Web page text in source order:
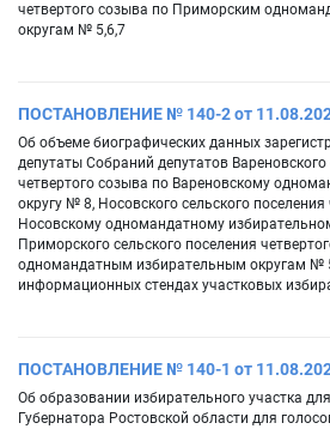
четвертого созыва по Приморским
округам № 5,6,7
ПОСТАНОВЛЕНИЕ № 140-2 от
Об объеме биографических данных
депутаты Собраний депутатов Вареновского
четвертого созыва по Вареновскому
округу № 8, Носовского сельского
Носовскому одномандатному
Приморского сельского поселения
одномандатным избирательным округам №
информационных стендах участковых
ПОСТАНОВЛЕНИЕ № 140-1 от
Об образовании избирательного участка
Губернатора Ростовской области для